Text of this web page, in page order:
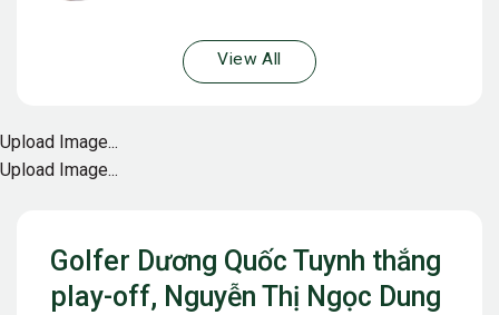
Golfer Dương Quốc Tuynh thắng
play-off, Nguyễn Thị Ngọc Dung
View All
Upload Image...
Upload Image...